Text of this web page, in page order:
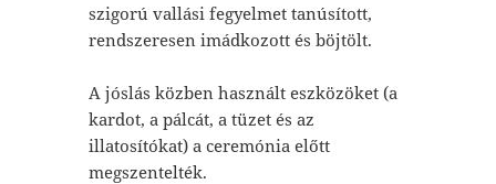
szigorú vallási fegyelmet tanúsított,
rendszeresen imádkozott és böjtölt.
A jóslás közben használt eszközöket (a
kardot, a pálcát, a tüzet és az
illatosítókat) a ceremónia előtt
megszentelték.